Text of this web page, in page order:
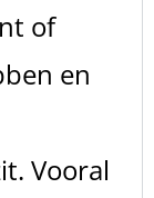
of
en
Vooral